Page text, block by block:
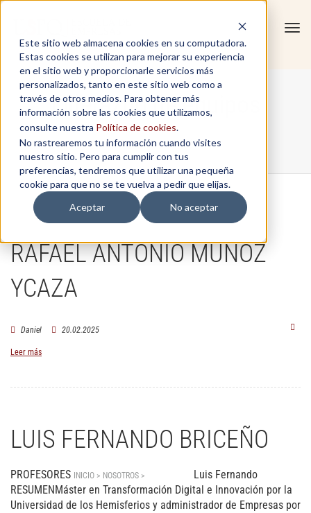
Este sitio web almacena cookies en su computadora.
Estas cookies se utilizan para mejorar su experiencia
en el sitio web y proporcionarle servicios más
personalizados, tanto en este sitio web como a
través de otros medios. Para obtener más
información sobre las cookies que utilizamos,
consulte nuestra Política de cookies.
No rastrearemos tu información cuando visites
nuestro sitio. Pero para cumplir con tus
preferencias, tendremos que utilizar una pequeña
cookie para que no se te vuelva a pedir que elijas.
Aceptar
No aceptar
Liderazgo de equipos
Home / Liderazgo de equipos
RAFAEL ANTONIO MUÑOZ
YCAZA
Daniel 20.02.2025
Leer más
LUIS FERNANDO BRICEÑO
PROFESORES INICIO > NOSOTROS >
Luis Fernando
RESUMENMáster en Transformación Digital e Innovación por la
Universidad de los Hemisferios y administrador de Empresas por